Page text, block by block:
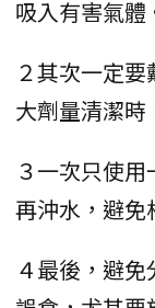
吸入有害氣體
２其次一定
大劑量清潔時
３一次只使
再沖水，避免
４最後，避